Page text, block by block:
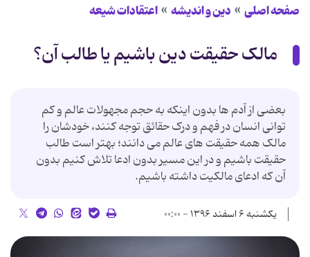
صفحه اصلی دین و اندیشه اعتقادات شیعه
مالک حقیقت دین باشیم یا طالب آن؟
بعضی از آدم ها بدون اینکه به حجم مجهولات عالم و کم
توانی انسان در فهم و درک حقائق توجه کنند، خودشان را
مالک همه حقیقت های عالم می دانند؛ بهتر است طالب
حقیقت باشیم و در این مسیر بدون ادعا تلاش کنیم بدون
آن که ادعای مالکیت داشته باشیم.
یکشنبه ۶ اسفند ۱۳۹۶ - ۰۰:۰۰